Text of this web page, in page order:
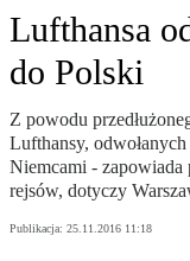
Lufthansa
do Polski
Z powodu
Lufthansy,
Niemcami - zapowiada
rejsów, dotyczy
Publikacja: 25.11.2016 11:18